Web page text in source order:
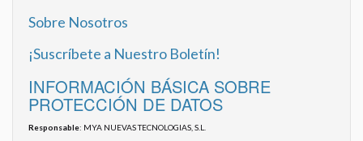
Sobre Nosotros
¡Suscríbete a Nuestro Boletín!
INFORMACIÓN BÁSICA SOBRE
PROTECCIÓN DE DATOS
Responsable: MYA NUEVAS TECNOLOGIAS, S.L.